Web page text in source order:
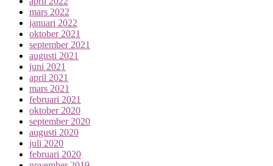
mars 2022
januari 2022
oktober 2021
september 2021
augusti 2021
juni 2021
april 2021
mars 2021
februari 2021
oktober 2020
september 2020
augusti 2020
juli 2020
februari 2020